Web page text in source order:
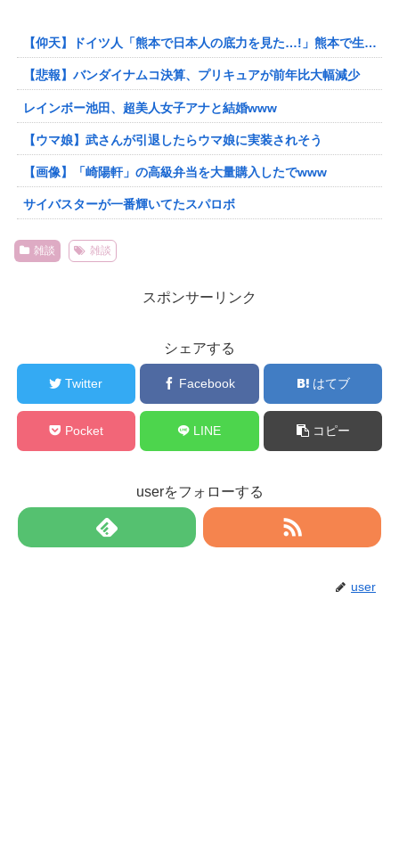
【仰天】ドイツ人「熊本で日本人の底力を見た…!」熊本で生まれて初めて震度7の大地震を経験したドイツ人。直後、日本人たちの行動に衝撃を受けてしまう…
【悲報】バンダイナムコ決算、プリキュアが前年比大幅減少
レインボー池田、超美人女子アナと結婚www
【ウマ娘】武さんが引退したらウマ娘に実装されそう
【画像】「崎陽軒」の高級弁当を大量購入したでwww
サイバスターが一番輝いてたスパロボ
雑談 雑談
スポンサーリンク
シェアする
Twitter Facebook はてブ
Pocket LINE コピー
userをフォローする
user